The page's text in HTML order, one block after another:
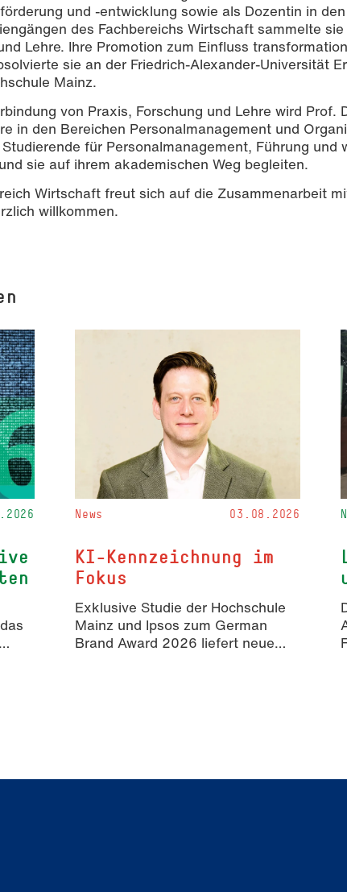
und -entwicklung sowie als Dozentin in
des Fachbereichs Wirtschaft sammelte
Lehre. Ihre Promotion zum Einfluss
sie an der Friedrich-Alexander-Universität
Mainz.
von Praxis, Forschung und Lehre wird Prof.
in den Bereichen Personalmanagement und
für Personalmanagement, Führung und
sie auf ihrem akademischen Weg begleiten.
Wirtschaft freut sich auf die Zusammenarbeit
willkommen.
News 03.08.2026
KI-Kennzeichnung im
Fokus
Exklusive Studie der Hochschule
Mainz und Ipsos zum German
Brand Award 2026 liefert neue